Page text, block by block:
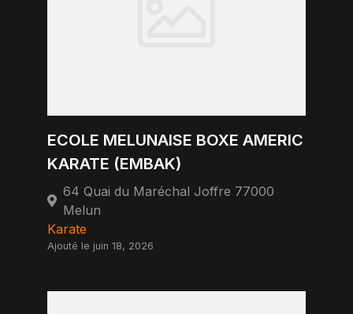
ECOLE MELUNAISE BOXE AMERIC
KARATE (EMBAK)
64 Quai du Maréchal Joffre 77000
Melun
Karate
Ajouté le juin 18, 2026